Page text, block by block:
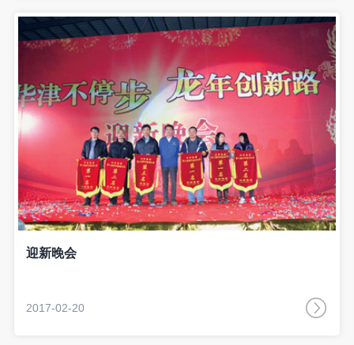
迎新晚会
2017-02-20